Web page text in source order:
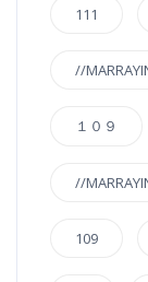
111
//
１０９
//
109